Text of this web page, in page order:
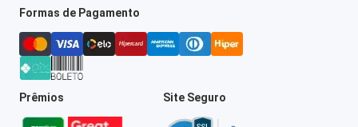
Formas de Pagamento
Prêmios Site Seguro